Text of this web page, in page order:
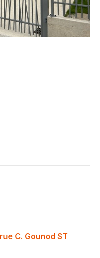
C. Gounod ST